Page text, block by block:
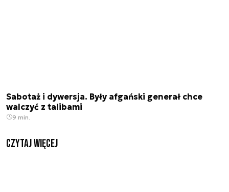
Sabotaż i dywersja. Były afgański generał chce
walczyć z talibami
9 min.
czytaj więcej